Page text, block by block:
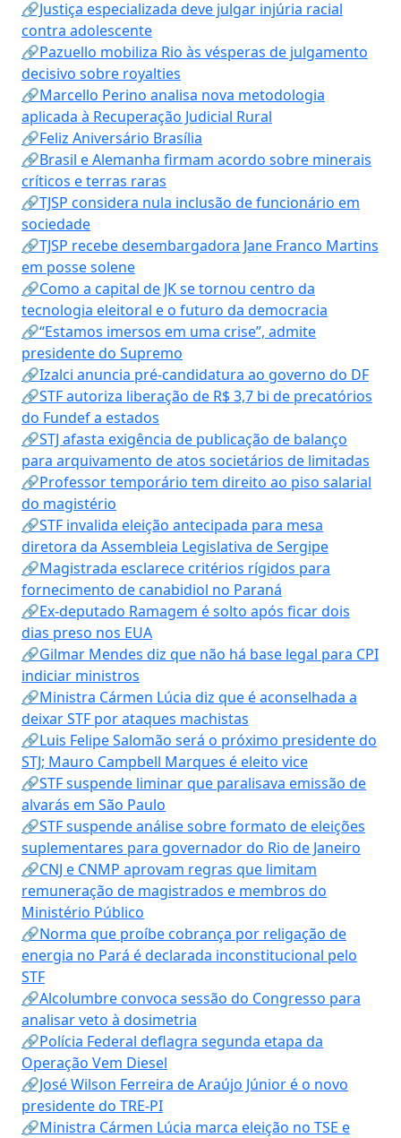
🔗Justiça especializada deve julgar injúria racial
contra adolescente
🔗Pazuello mobiliza Rio às vésperas de julgamento
decisivo sobre royalties
🔗Marcello Perino analisa nova metodologia
aplicada à Recuperação Judicial Rural
🔗Feliz Aniversário Brasília
🔗Brasil e Alemanha firmam acordo sobre minerais
críticos e terras raras
🔗TJSP considera nula inclusão de funcionário em
sociedade
🔗TJSP recebe desembargadora Jane Franco Martins
em posse solene
🔗Como a capital de JK se tornou centro da
tecnologia eleitoral e o futuro da democracia
🔗“Estamos imersos em uma crise”, admite
presidente do Supremo
🔗Izalci anuncia pré-candidatura ao governo do DF
🔗STF autoriza liberação de R$ 3,7 bi de precatórios
do Fundef a estados
🔗STJ afasta exigência de publicação de balanço
para arquivamento de atos societários de limitadas
🔗Professor temporário tem direito ao piso salarial
do magistério
🔗STF invalida eleição antecipada para mesa
diretora da Assembleia Legislativa de Sergipe
🔗Magistrada esclarece critérios rígidos para
fornecimento de canabidiol no Paraná
🔗Ex-deputado Ramagem é solto após ficar dois
dias preso nos EUA
🔗Gilmar Mendes diz que não há base legal para CPI
indiciar ministros
🔗Ministra Cármen Lúcia diz que é aconselhada a
deixar STF por ataques machistas
🔗Luis Felipe Salomão será o próximo presidente do
STJ; Mauro Campbell Marques é eleito vice
🔗STF suspende liminar que paralisava emissão de
alvarás em São Paulo
🔗STF suspende análise sobre formato de eleições
suplementares para governador do Rio de Janeiro
🔗CNJ e CNMP aprovam regras que limitam
remuneração de magistrados e membros do
Ministério Público
🔗Norma que proíbe cobrança por religação de
energia no Pará é declarada inconstitucional pelo
STF
🔗Alcolumbre convoca sessão do Congresso para
analisar veto à dosimetria
🔗Polícia Federal deflagra segunda etapa da
Operação Vem Diesel
🔗José Wilson Ferreira de Araújo Júnior é o novo
presidente do TRE-PI
🔗Ministra Cármen Lúcia marca eleição no TSE e